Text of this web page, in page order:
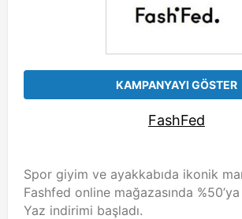
KAMPANYAYI GÖSTER
FashFed
Spor giyim ve ayakkabıda ikonik
Fashfed online mağazasında
Yaz indirimi başladı.